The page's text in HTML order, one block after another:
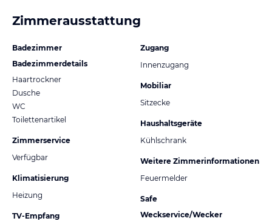
Zimmerausstattung
Badezimmer
Badezimmerdetails
Haartrockner
Dusche
WC
Toilettenartikel
Zimmerservice
Verfügbar
Klimatisierung
Heizung
TV-Empfang
Zugang
Innenzugang
Mobiliar
Sitzecke
Haushaltsgeräte
Kühlschrank
Weitere Zimmerinformationen
Feuermelder
Safe
Weckservice/Wecker